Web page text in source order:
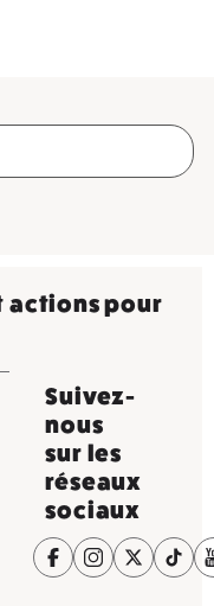
actions pour
Suivez-
nous
sur les
réseaux
sociaux